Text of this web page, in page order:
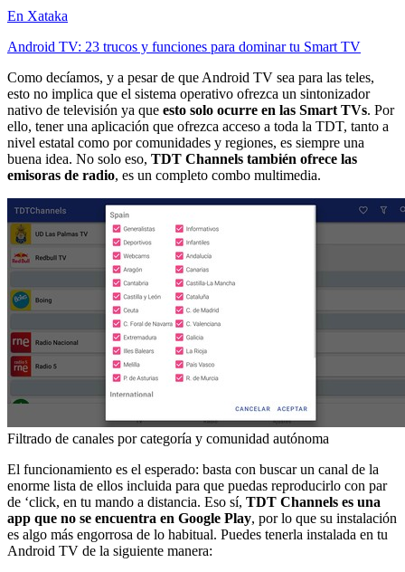
En Xataka
Android TV: 23 trucos y funciones para dominar tu Smart TV
Como decíamos, y a pesar de que Android TV sea para las teles,
esto no implica que el sistema operativo ofrezca un sintonizador
nativo de televisión ya que esto solo ocurre en las Smart TVs. Por
ello, tener una aplicación que ofrezca acceso a toda la TDT, tanto a
nivel estatal como por comunidades y regiones, es siempre una
buena idea. No solo eso, TDT Channels también ofrece las
emisoras de radio, es un completo combo multimedia.
Filtrado de canales por categoría y comunidad autónoma
El funcionamiento es el esperado: basta con buscar un canal de la
enorme lista de ellos incluida para que puedas reproducirlo con par
de ‘click, en tu mando a distancia. Eso sí, TDT Channels es una
app que no se encuentra en Google Play, por lo que su instalación
es algo más engorrosa de lo habitual. Puedes tenerla instalada en tu
Android TV de la siguiente manera: